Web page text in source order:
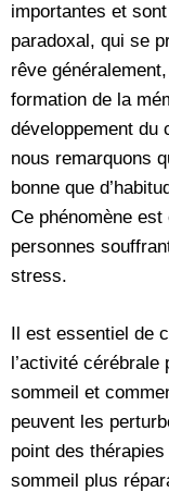
importantes et
paradoxal, qui se
rêve
formation de la
développement du
nous remarquons
bonne que
Ce phénomène
personnes
stress.
Il est essentiel de
l’activité
sommeil et
peuvent les
point des
sommeil plus